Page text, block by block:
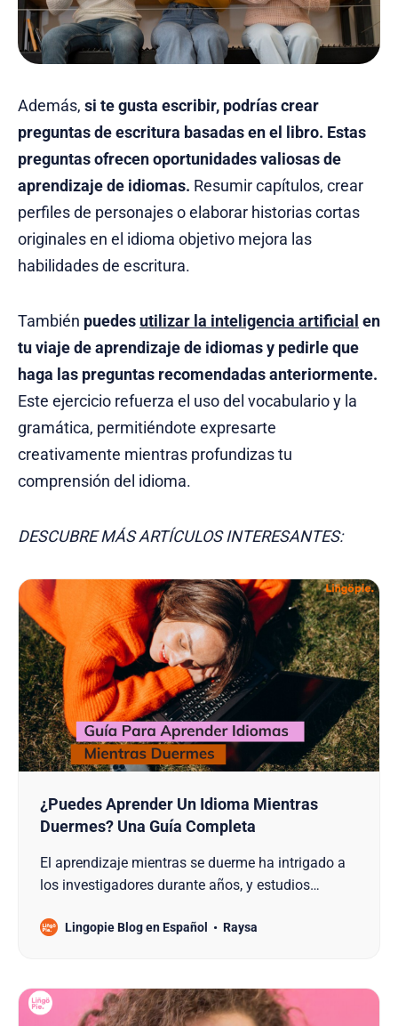
Además, si te gusta escribir, podrías crear
preguntas de escritura basadas en el libro. Estas
preguntas ofrecen oportunidades valiosas de
aprendizaje de idiomas. Resumir capítulos, crear
perfiles de personajes o elaborar historias cortas
originales en el idioma objetivo mejora las
habilidades de escritura.
También puedes utilizar la inteligencia artificial en
tu viaje de aprendizaje de idiomas y pedirle que
haga las preguntas recomendadas anteriormente.
Este ejercicio refuerza el uso del vocabulario y la
gramática, permitiéndote expresarte
creativamente mientras profundizas tu
comprensión del idioma.
DESCUBRE MÁS ARTÍCULOS INTERESANTES:
¿Puedes Aprender Un Idioma Mientras
Duermes? Una Guía Completa
El aprendizaje mientras se duerme ha intrigado a
los investigadores durante años, y estudios
permitirnos aprender un nuevo idioma. Tabla De
De Aprender Un…
Lingopie Blog en Español Raysa